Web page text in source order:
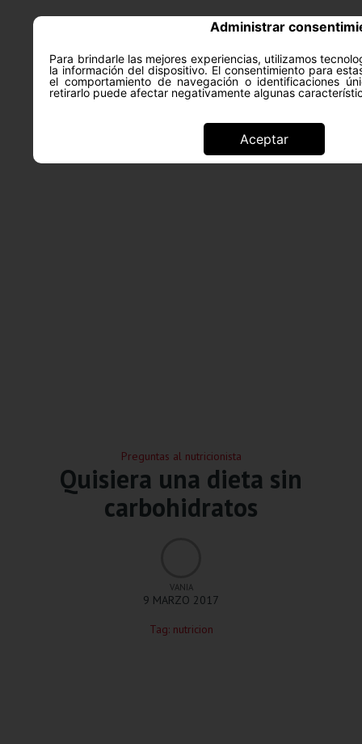
Administrar
Para brindarle las mejores experiencias, utilizamos
la información del dispositivo. El consentimiento para
el comportamiento de navegación o identificaciones
retirarlo puede afectar negativamente algunas
Aceptar
Preguntas al nutricionista
Quisiera una dieta sin
carbohidratos
VANIA
9 MARZO 2017
Tag: nutricion